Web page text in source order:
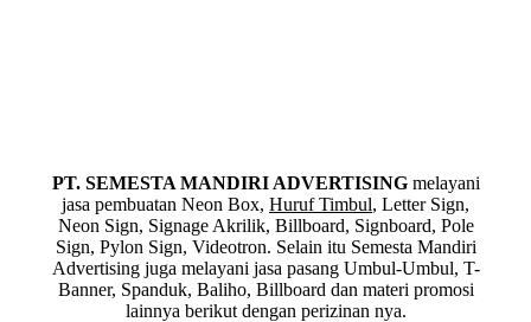
PT. SEMESTA MANDIRI ADVERTISINGmelayani
jasa pembuatan Neon Box, Huruf Timbul, Letter Sign,
Neon Sign, Signage Akrilik, Billboard, Signboard, Pole
Sign, Pylon Sign, Videotron. Selain itu Semesta Mandiri
Advertising juga melayani jasa pasang Umbul-Umbul, T-
Banner, Spanduk, Baliho, Billboard dan materi promosi
lainnya berikut dengan perizinan nya.